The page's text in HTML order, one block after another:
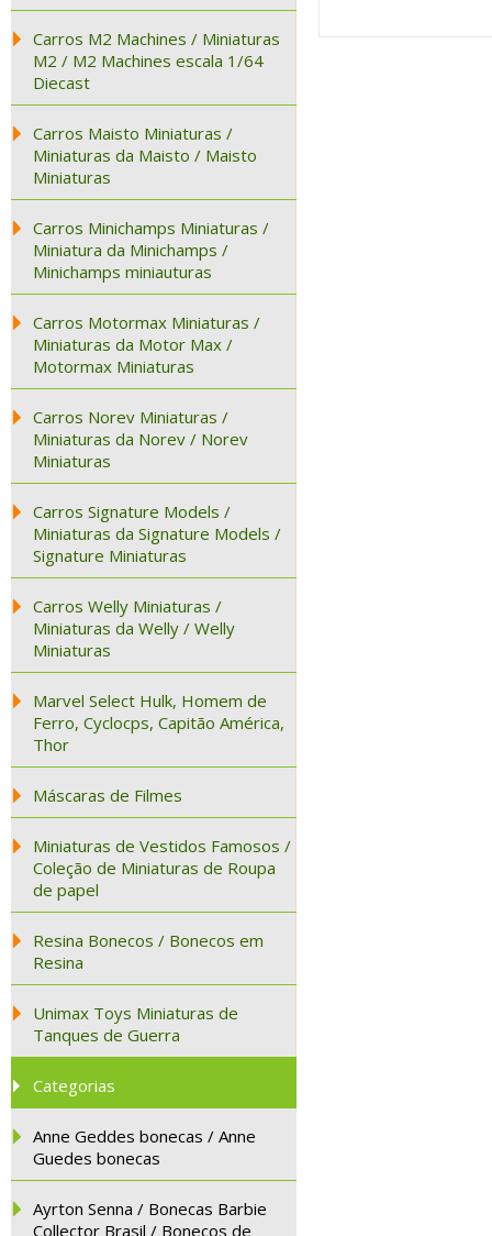
Carros M2 Machines / Miniaturas
M2 / M2 Machines escala 1/64
Diecast
Carros Maisto Miniaturas /
Miniaturas da Maisto / Maisto
Miniaturas
Carros Minichamps Miniaturas /
Miniatura da Minichamps /
Minichamps miniauturas
Carros Motormax Miniaturas /
Miniaturas da Motor Max /
Motormax Miniaturas
Carros Norev Miniaturas /
Miniaturas da Norev / Norev
Miniaturas
Carros Signature Models /
Miniaturas da Signature Models /
Signature Miniaturas
Carros Welly Miniaturas /
Miniaturas da Welly / Welly
Miniaturas
Marvel Select Hulk, Homem de
Ferro, Cyclocps, Capitão América,
Thor
Máscaras de Filmes
Miniaturas de Vestidos Famosos /
Coleção de Miniaturas de Roupa
de papel
Resina Bonecos / Bonecos em
Resina
Unimax Toys Miniaturas de
Tanques de Guerra
Categorias
Anne Geddes bonecas / Anne
Guedes bonecas
Ayrton Senna / Bonecas Barbie
Collector Brasil / Bonecos de